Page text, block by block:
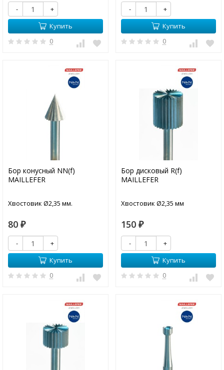
-
+
Купить
0
-
+
Купить
0
Бор конусный NN(f)
MAILLEFER
Хвостовик Ø2,35 мм.
80 ₽
-
+
Купить
0
Бор дисковый R(f)
MAILLEFER
Хвостовик Ø2,35 мм
150 ₽
-
+
Купить
0